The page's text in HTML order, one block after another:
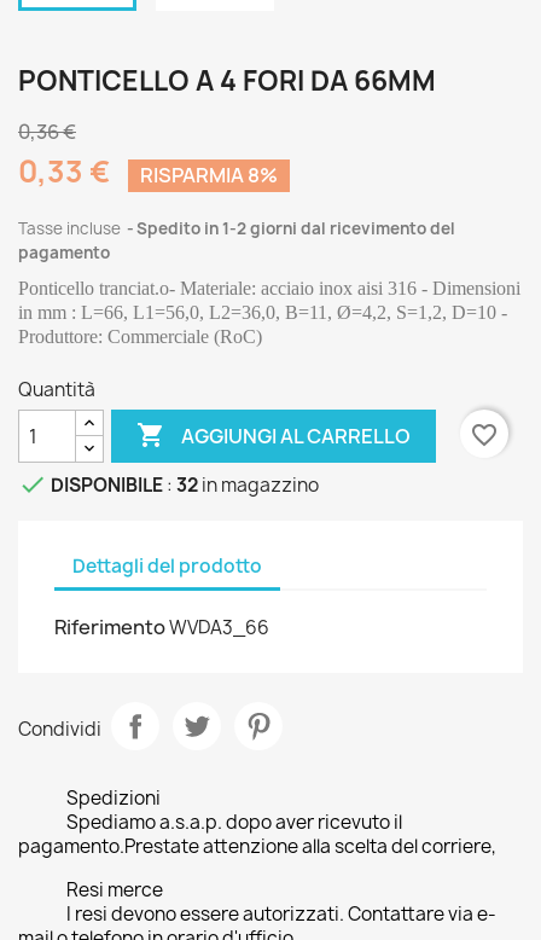
PONTICELLO A 4 FORI DA 66MM
0,36 €
0,33 € RISPARMIA 8%
Tasse incluse
Spedito in 1-2 giorni dal ricevimento del
pagamento
Ponticello tranciat.o- Materiale: acciaio inox aisi 316 - Dimensioni
in mm : L=66, L1=56,0, L2=36,0, B=11, Ø=4,2, S=1,2, D=10 -
Produttore: Commerciale (RoC)
Quantità
 AGGIUNGI AL CARRELLO
favorite_border
 DISPONIBILE: 32in magazzino
Dettagli del prodotto
RiferimentoWVDA3_66
Condividi
Spedizioni
Spediamo a.s.a.p. dopo aver ricevuto il
pagamento.Prestate attenzione alla scelta del corriere,
Resi merce
I resi devono essere autorizzati. Contattare via e-